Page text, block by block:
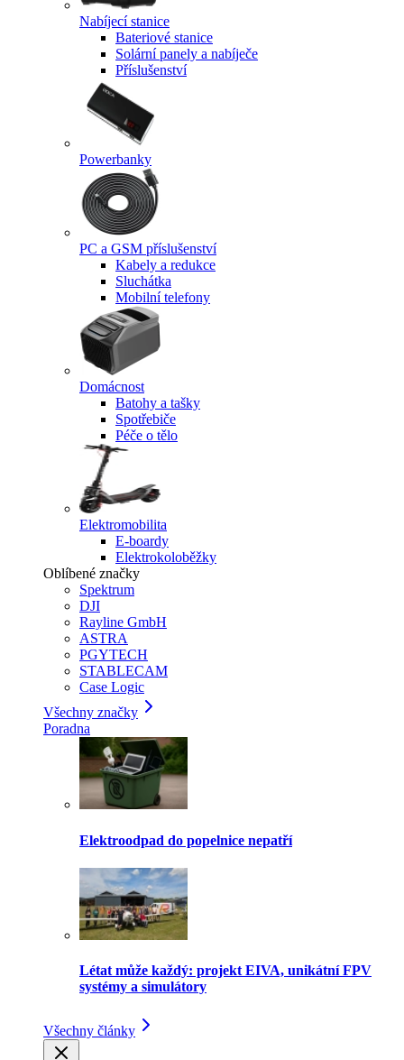
Nabíjecí stanice
Bateriové stanice
Solární panely a nabíječe
Příslušenství
Powerbanky
PC a GSM příslušenství
Kabely a redukce
Sluchátka
Mobilní telefony
Domácnost
Batohy a tašky
Spotřebiče
Péče o tělo
Elektromobilita
E-boardy
Elektrokoloběžky
Oblíbené značky
Spektrum
DJI
Rayline GmbH
ASTRA
PGYTECH
STABLECAM
Case Logic
Všechny značky
Poradna
Elektroodpad do popelnice nepatří
Létat může každý: projekt EIVA, unikátní FPV
systémy a simulátory
Všechny články